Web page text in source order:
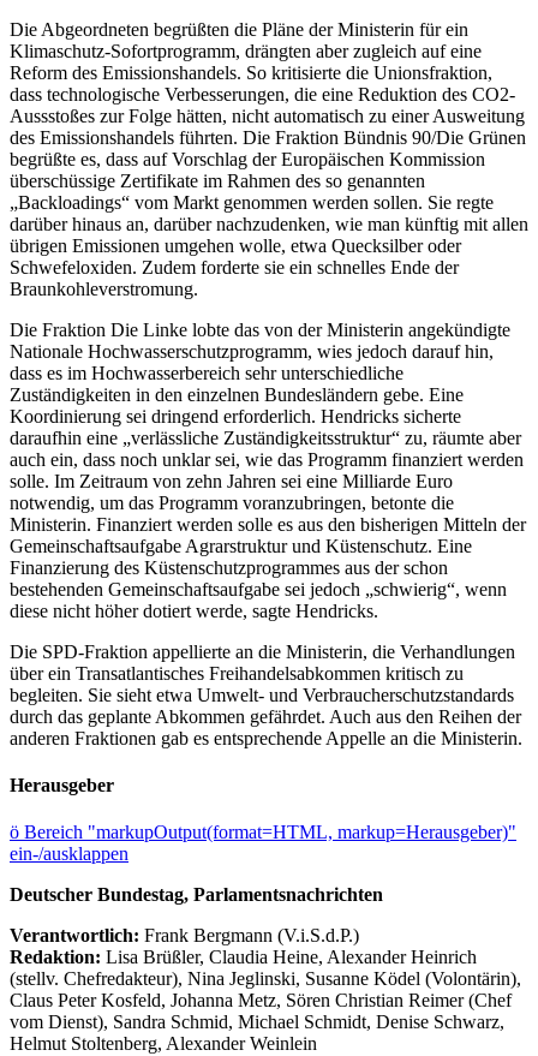
Die Abgeordneten begrüßten die Pläne der Ministerin für ein
Klimaschutz-Sofortprogramm, drängten aber zugleich auf eine
Reform des Emissionshandels. So kritisierte die Unionsfraktion,
dass technologische Verbesserungen, die eine Reduktion des CO2-
Aussstoßes zur Folge hätten, nicht automatisch zu einer Ausweitung
des Emissionshandels führten. Die Fraktion Bündnis 90/Die Grünen
begrüßte es, dass auf Vorschlag der Europäischen Kommission
überschüssige Zertifikate im Rahmen des so genannten
„Backloadings“ vom Markt genommen werden sollen. Sie regte
darüber hinaus an, darüber nachzudenken, wie man künftig mit allen
übrigen Emissionen umgehen wolle, etwa Quecksilber oder
Schwefeloxiden. Zudem forderte sie ein schnelles Ende der
Braunkohleverstromung.
Die Fraktion Die Linke lobte das von der Ministerin angekündigte
Nationale Hochwasserschutzprogramm, wies jedoch darauf hin,
dass es im Hochwasserbereich sehr unterschiedliche
Zuständigkeiten in den einzelnen Bundesländern gebe. Eine
Koordinierung sei dringend erforderlich. Hendricks sicherte
daraufhin eine „verlässliche Zuständigkeitsstruktur“ zu, räumte aber
auch ein, dass noch unklar sei, wie das Programm finanziert werden
solle. Im Zeitraum von zehn Jahren sei eine Milliarde Euro
notwendig, um das Programm voranzubringen, betonte die
Ministerin. Finanziert werden solle es aus den bisherigen Mitteln der
Gemeinschaftsaufgabe Agrarstruktur und Küstenschutz. Eine
Finanzierung des Küstenschutzprogrammes aus der schon
bestehenden Gemeinschaftsaufgabe sei jedoch „schwierig“, wenn
diese nicht höher dotiert werde, sagte Hendricks.
Die SPD-Fraktion appellierte an die Ministerin, die Verhandlungen
über ein Transatlantisches Freihandelsabkommen kritisch zu
begleiten. Sie sieht etwa Umwelt- und Verbraucherschutzstandards
durch das geplante Abkommen gefährdet. Auch aus den Reihen der
anderen Fraktionen gab es entsprechende Appelle an die Ministerin.
Herausgeber
ö Bereich "markupOutput(format=HTML, markup=Herausgeber)"
ein-/ausklappen
Deutscher Bundestag, Parlamentsnachrichten
Verantwortlich: Frank Bergmann (V.i.S.d.P.)
Redaktion: Lisa Brüßler, Claudia Heine, Alexander Heinrich
(stellv. Chefredakteur), Nina Jeglinski, Susanne Ködel (Volontärin),
Claus Peter Kosfeld, Johanna Metz, Sören Christian Reimer (Chef
vom Dienst), Sandra Schmid, Michael Schmidt, Denise Schwarz,
Helmut Stoltenberg, Alexander Weinlein